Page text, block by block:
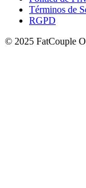
Términos de
RGPD
© 2025 FatCouple